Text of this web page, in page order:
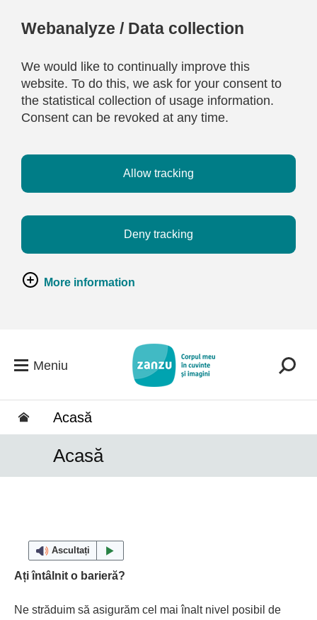
Webanalyze / Data collection
We would like to continually improve this
website. To do this, we ask for your consent to
the statistical collection of usage information.
Consent can be revoked at any time.
Allow tracking
Deny tracking
More information
Meniu
Acasă
Acasă
Ascultați
Ați întâlnit o barieră?
Ne străduim să asigurăm cel mai înalt nivel posibil de